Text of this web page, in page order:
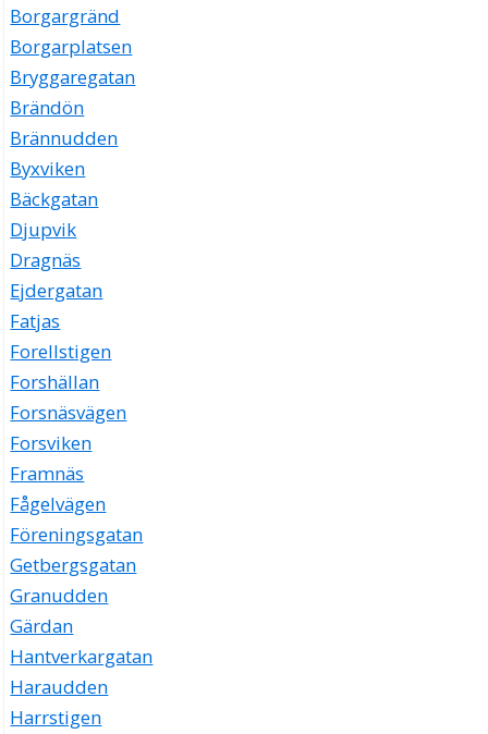
Borgargränd
Borgarplatsen
Bryggaregatan
Brändön
Brännudden
Byxviken
Bäckgatan
Djupvik
Dragnäs
Ejdergatan
Fatjas
Forellstigen
Forshällan
Forsnäsvägen
Forsviken
Framnäs
Fågelvägen
Föreningsgatan
Getbergsgatan
Granudden
Gärdan
Hantverkargatan
Haraudden
Harrstigen